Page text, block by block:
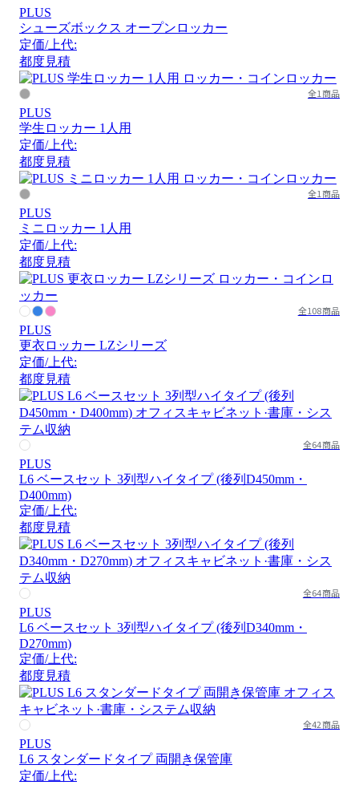
PLUS
シューズボックス オープンロッカー
定価/上代:
都度見積
全1商品
PLUS
学生ロッカー 1人用
定価/上代:
都度見積
全1商品
PLUS
ミニロッカー 1人用
定価/上代:
都度見積
全108商品
PLUS
更衣ロッカー LZシリーズ
定価/上代:
都度見積
全64商品
PLUS
L6 ベースセット 3列型ハイタイプ (後列D450mm・
D400mm)
定価/上代:
都度見積
全64商品
PLUS
L6 ベースセット 3列型ハイタイプ (後列D340mm・
D270mm)
定価/上代:
都度見積
全42商品
PLUS
L6 スタンダードタイプ 両開き保管庫
定価/上代: